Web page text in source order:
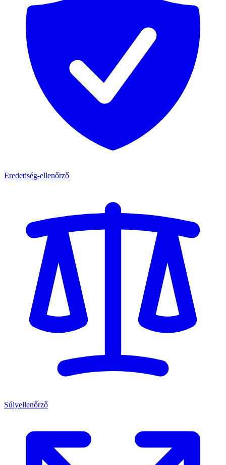
Eredetiség-ellenőrző
Súlyellenőrző